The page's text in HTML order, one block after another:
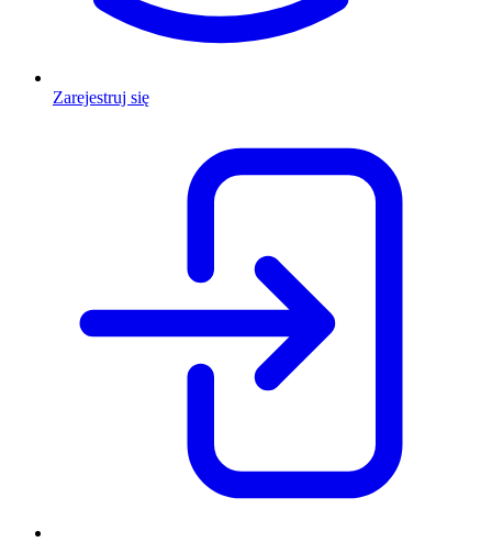
Zarejestruj się